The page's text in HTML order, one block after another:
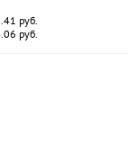
руб.
руб.